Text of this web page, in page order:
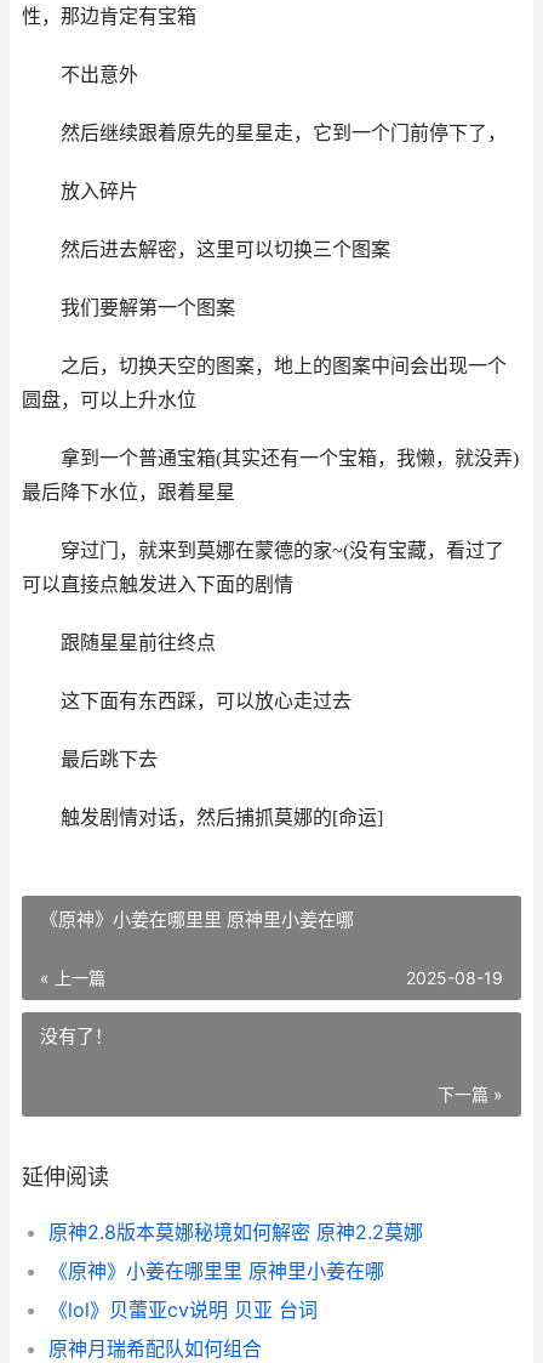
性，那边肯定有宝箱
不出意外
然后继续跟着原先的星星走，它到一个门前停下了，
放入碎片
然后进去解密，这里可以切换三个图案
我们要解第一个图案
之后，切换天空的图案，地上的图案中间会出现一个
圆盘，可以上升水位
拿到一个普通宝箱(其实还有一个宝箱，我懒，就没弄)
最后降下水位，跟着星星
穿过门，就来到莫娜在蒙德的家~(没有宝藏，看过了
可以直接点触发进入下面的剧情
跟随星星前往终点
这下面有东西踩，可以放心走过去
最后跳下去
触发剧情对话，然后捕抓莫娜的[命运]
《原神》小姜在哪里里 原神里小姜在哪
« 上一篇 2025-08-19
没有了！
下一篇 »
延伸阅读
原神2.8版本莫娜秘境如何解密 原神2.2莫娜
《原神》小姜在哪里里 原神里小姜在哪
《lol》贝蕾亚cv说明 贝亚 台词
原神月瑞希配队如何组合